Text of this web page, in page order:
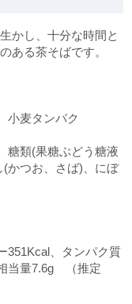
かし、十分な時間と
ある茶そばです。
小麦タンパク
糖類(果糖ぶどう糖液
かつお、さば)、にぼ
351Kcal、タンパク質
当量7.6g （推定